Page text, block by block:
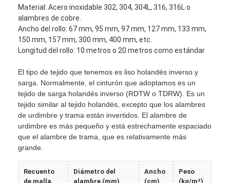
Inicio
Productos
Sobre nosotros
Visita a la fábrica
Control de Calidad
Material: Acero inoxidable 302, 304, 304L, 316, 316L o
alambres de cobre.
Ancho del rollo: 67 mm, 95 mm, 97 mm, 127 mm, 133 mm,
150 mm, 157 mm, 300 mm, 400 mm, etc.
Longitud del rollo: 10 metros o 20 metros como estándar
El tipo de tejido que tenemos es liso holandés inverso y
sarga. Normalmente, el cinturón que adoptamos es un
tejido de sarga holandés inverso (RDTW o TDRW). Es un
tejido similar al tejido holandés, excepto que los alambres
de urdimbre y trama están invertidos. El alambre de
urdimbre es más pequeño y está estrechamente espaciado
que el alambre de trama, que es relativamente más
grande.
Recuento
de malla
Diámetro del
alambre (mm)
Ancho
(cm)
Peso
(kg/m²)